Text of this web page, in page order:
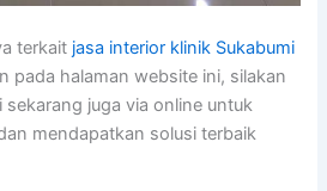
terkait jasa interior klinik Sukabumi
pada halaman website ini, silakan
juga via online untuk
mendapatkan solusi terbaik